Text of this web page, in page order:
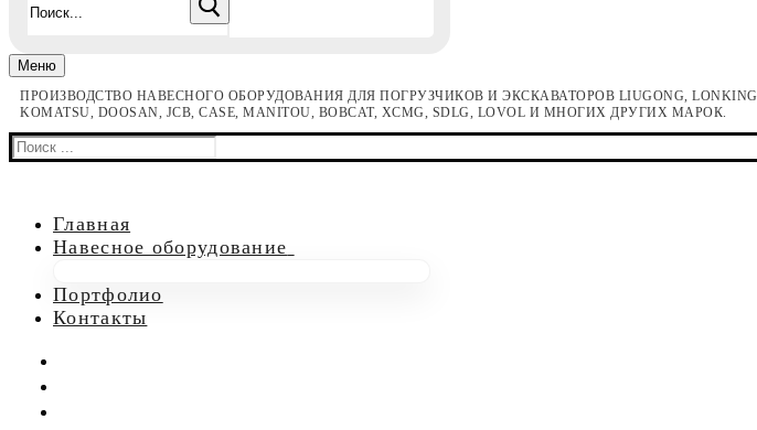
Меню
ПРОИЗВОДСТВО НАВЕСНОГО ОБОРУДОВАНИЯ ДЛЯ ПОГРУЗЧИКОВ И ЭКСКАВАТОРОВ LIUGONG, LONKING,
KOMATSU, DOOSAN, JCB, CASE, MANITOU, BOBCAT, XCMG, SDLG, LOVOL И МНОГИХ ДРУГИХ МАРОК.
Найти:
Главная
Навесное оборудование
для мини погрузчиков
Портфолио
Контакты